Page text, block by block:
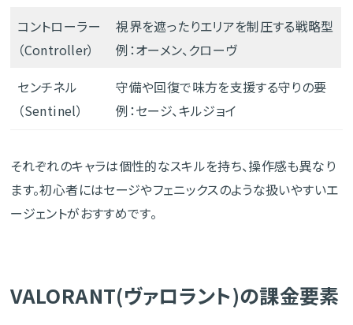
コントローラー
（Controller）
視界を遮ったりエリアを制圧する戦略型
例：オーメン、クローヴ
センチネル
（Sentinel）
守備や回復で味方を支援する守りの要
例：セージ、キルジョイ
それぞれのキャラは個性的なスキルを持ち、操作感も異なり
ます。初心者にはセージやフェニックスのような扱いやすいエ
ージェントがおすすめです。
VALORANT(ヴァロラント)の課金要素